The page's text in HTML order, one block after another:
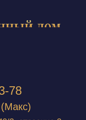
78
(Макс)